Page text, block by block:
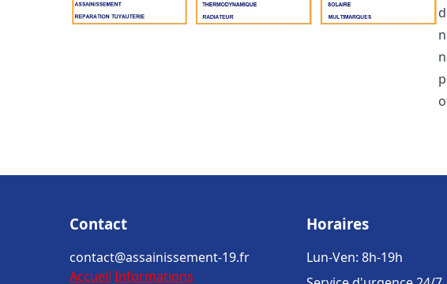
Contact
contact@assainissement-19.fr
Accueil Informations
Horaires
Lun-Ven: 8h-19h